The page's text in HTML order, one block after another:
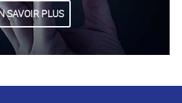
SAVOIR PLUS